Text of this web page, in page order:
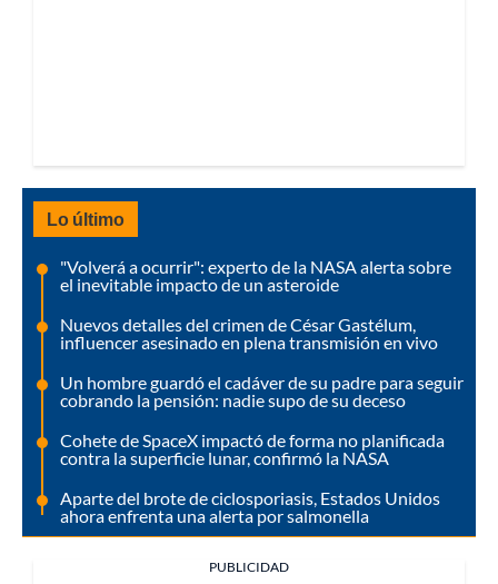
Lo último
"Volverá a ocurrir": experto de la NASA alerta sobre
el inevitable impacto de un asteroide
Nuevos detalles del crimen de César Gastélum,
influencer asesinado en plena transmisión en vivo
Un hombre guardó el cadáver de su padre para seguir
cobrando la pensión: nadie supo de su deceso
Cohete de SpaceX impactó de forma no planificada
contra la superficie lunar, confirmó la NASA
Aparte del brote de ciclosporiasis, Estados Unidos
ahora enfrenta una alerta por salmonella
PUBLICIDAD